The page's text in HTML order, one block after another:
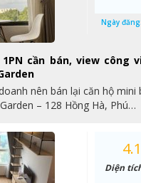
cần bán, view công
nên bán lại căn hộ mini
– 128 Hồng Hà, Phú…
Ngày đăng:
Diện